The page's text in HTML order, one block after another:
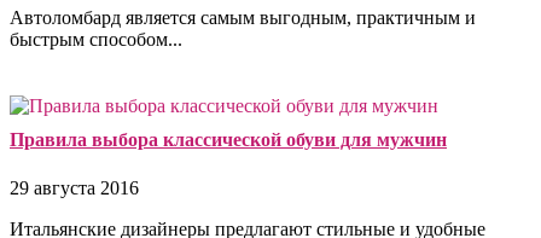
Автоломбард является самым выгодным, практичным и
быстрым способом...
Правила выбора классической обуви для мужчин
29 августа 2016
Итальянские дизайнеры предлагают стильные и удобные